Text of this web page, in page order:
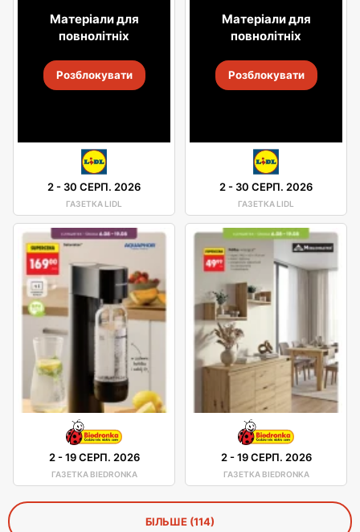
Матеріали для
повнолітніх
Розблокувати
2- 30 СЕРП. 2026
ГАЗЕТКА LIDL
Матеріали для
повнолітніх
Розблокувати
2- 30 СЕРП. 2026
ГАЗЕТКА LIDL
2-19 СЕРП. 2026
ГАЗЕТКА BIEDRONKA
2-19 СЕРП. 2026
ГАЗЕТКА BIEDRONKA
БІЛЬШЕ (114)